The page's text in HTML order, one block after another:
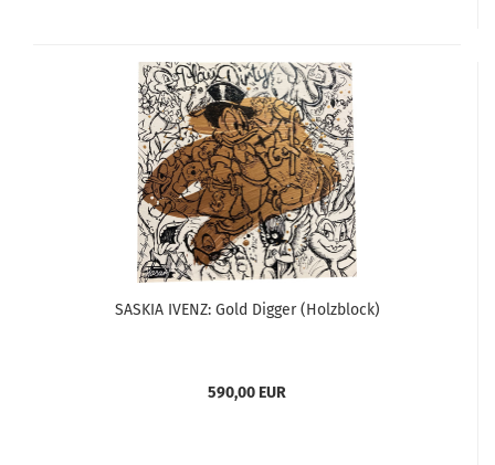
SASKIA IVENZ: Gold Digger (Holzblock)
590,00 EUR